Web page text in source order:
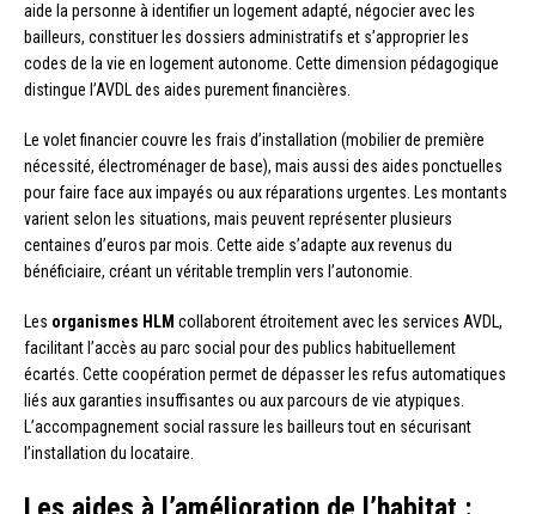
aide la personne à identifier un logement adapté, négocier avec les
bailleurs, constituer les dossiers administratifs et s’approprier les
codes de la vie en logement autonome. Cette dimension pédagogique
distingue l’AVDL des aides purement financières.
Le volet financier couvre les frais d’installation (mobilier de première
nécessité, électroménager de base), mais aussi des aides ponctuelles
pour faire face aux impayés ou aux réparations urgentes. Les montants
varient selon les situations, mais peuvent représenter plusieurs
centaines d’euros par mois. Cette aide s’adapte aux revenus du
bénéficiaire, créant un véritable tremplin vers l’autonomie.
Les organismes HLM collaborent étroitement avec les services AVDL,
facilitant l’accès au parc social pour des publics habituellement
écartés. Cette coopération permet de dépasser les refus automatiques
liés aux garanties insuffisantes ou aux parcours de vie atypiques.
L’accompagnement social rassure les bailleurs tout en sécurisant
l’installation du locataire.